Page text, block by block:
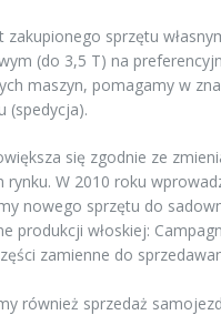
sprzętu
(do 3,5 T) na
maszyn, pomagamy w
(spedycja).
się zgodnie ze
rynku. W 2010 roku
nowego sprzętu do
produkcji włoskiej:
zamienne do
również sprzedaż